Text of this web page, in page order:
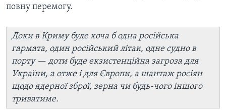
повну перемогу.
Доки в Криму буде хоча б одна російська
гармата, один російський літак, одне судно в
порту — доти буде екзистенційна загроза для
України, а отже і для Європи, а шантаж росіян
щодо ядерної зброї, зерна чи будь-чого іншого
триватиме.